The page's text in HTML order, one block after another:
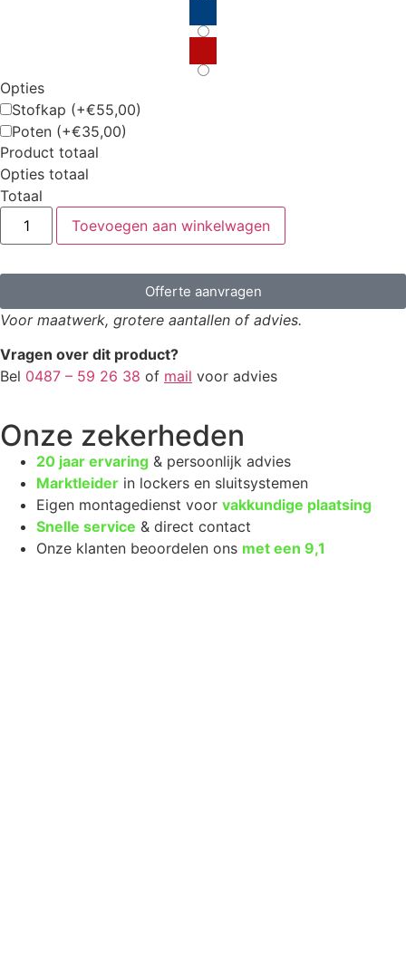
Opties
Stofkap (+€55,00)
Poten (+€35,00)
Product totaal
Opties totaal
Totaal
Toevoegen aan winkelwagen
Offerte aanvragen
Voor maatwerk, grotere aantallen of advies.
Vragen over dit product?
Bel 0487 – 59 26 38 of mail voor advies
Onze zekerheden
20 jaar ervaring & persoonlijk advies
Marktleider in lockers en sluitsystemen
Eigen montagedienst voor vakkundige plaatsing
Snelle service & direct contact
Onze klanten beoordelen ons met een 9,1